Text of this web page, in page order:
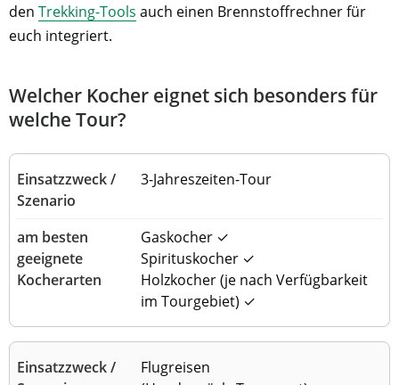
den Trekking-Tools auch einen Brennstoffrechner für
euch integriert.
Welcher Kocher eignet sich besonders für
welche Tour?
3-Jahreszeiten-Tour
Gaskocher ✓
Spirituskocher ✓
Holzkocher (je nach Verfügbarkeit
im Tourgebiet) ✓
Flugreisen